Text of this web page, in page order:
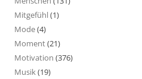
Mitgefühl(1)
Mode(4)
Moment(21)
Motivation (376)
Musik(19)